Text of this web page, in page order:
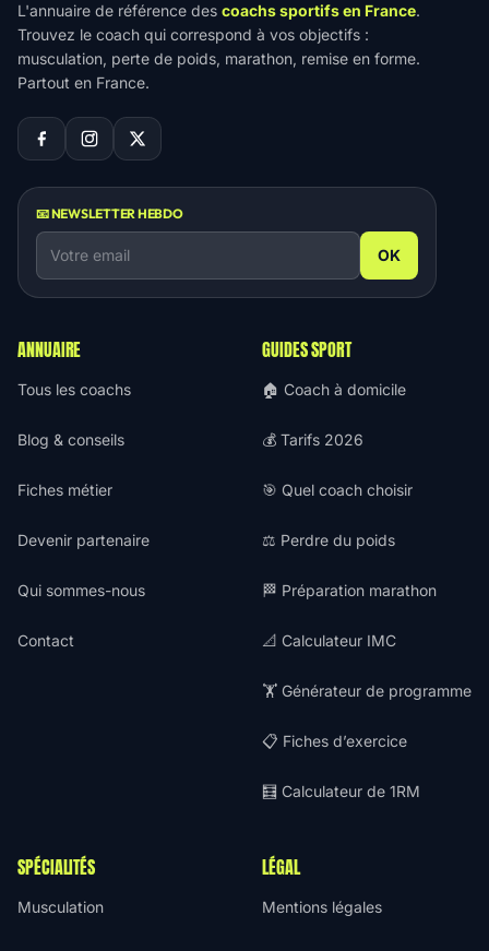
L'annuaire de référence des coachs sportifs en France.
Trouvez le coach qui correspond à vos objectifs :
musculation, perte de poids, marathon, remise en forme.
Partout en France.
📧 NEWSLETTER HEBDO
OK
ANNUAIRE
Tous les coachs
Blog & conseils
Fiches métier
Devenir partenaire
Qui sommes-nous
Contact
GUIDES SPORT
🏠 Coach à domicile
💰 Tarifs 2026
🎯 Quel coach choisir
⚖️ Perdre du poids
🏁 Préparation marathon
📐 Calculateur IMC
🏋️ Générateur de programme
📋 Fiches d’exercice
🧮 Calculateur de 1RM
SPÉCIALITÉS
Musculation
LÉGAL
Mentions légales